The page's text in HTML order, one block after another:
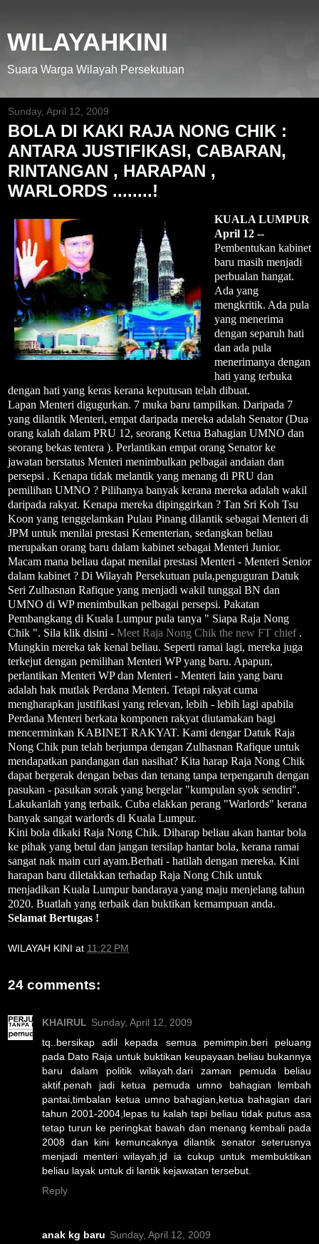
WILAYAHKINI
Suara Warga Wilayah Persekutuan
Sunday, April 12, 2009
BOLA DI KAKI RAJA NONG CHIK :
ANTARA JUSTIFIKASI, CABARAN,
RINTANGAN , HARAPAN ,
WARLORDS ........!
KUALA LUMPUR
April 12 --
Pembentukan kabinet
baru masih menjadi
perbualan hangat.
Ada yang
mengkritik. Ada pula
yang menerima
dengan separuh hati
dan ada pula
menerimanya dengan
hati yang terbuka
dengan hati yang keras kerana keputusan telah dibuat.
Lapan Menteri digugurkan. 7 muka baru tampilkan. Daripada 7
yang dilantik Menteri, empat daripada mereka adalah Senator (Dua
orang kalah dalam PRU 12, seorang Ketua Bahagian UMNO dan
seorang bekas tentera ). Perlantikan empat orang Senator ke
jawatan berstatus Menteri menimbulkan pelbagai andaian dan
persepsi . Kenapa tidak melantik yang menang di PRU dan
pemilihan UMNO ? Pilihanya banyak kerana mereka adalah wakil
daripada rakyat. Kenapa mereka dipinggirkan ? Tan Sri Koh Tsu
Koon yang tenggelamkan Pulau Pinang dilantik sebagai Menteri di
JPM untuk menilai prestasi Kementerian, sedangkan beliau
merupakan orang baru dalam kabinet sebagai Menteri Junior.
Macam mana beliau dapat menilai prestasi Menteri - Menteri Senior
dalam kabinet ? Di Wilayah Persekutuan pula,penguguran Datuk
Seri Zulhasnan Rafique yang menjadi wakil tunggal BN dan
UMNO di WP menimbulkan pelbagai persepsi. Pakatan
Pembangkang di Kuala Lumpur pula tanya " Siapa Raja Nong
Chik ". Sila klik disini - Meet Raja Nong Chik the new FT chief.
Mungkin mereka tak kenal beliau. Seperti ramai lagi, mereka juga
terkejut dengan pemilihan Menteri WP yang baru. Apapun,
perlantikan Menteri WP dan Menteri - Menteri lain yang baru
adalah hak mutlak Perdana Menteri. Tetapi rakyat cuma
mengharapkan justifikasi yang relevan, lebih - lebih lagi apabila
Perdana Menteri berkata komponen rakyat diutamakan bagi
mencerminkan KABINET RAKYAT. Kami dengar Datuk Raja
Nong Chik pun telah berjumpa dengan Zulhasnan Rafique untuk
mendapatkan pandangan dan nasihat? Kita harap Raja Nong Chik
dapat bergerak dengan bebas dan tenang tanpa terpengaruh dengan
pasukan - pasukan sorak yang bergelar "kumpulan syok sendiri".
Lakukanlah yang terbaik. Cuba elakkan perang "Warlords" kerana
banyak sangat warlords di Kuala Lumpur.
Kini bola dikaki Raja Nong Chik. Diharap beliau akan hantar bola
ke pihak yang betul dan jangan tersilap hantar bola, kerana ramai
sangat nak main curi ayam.Berhati - hatilah dengan mereka. Kini
harapan baru diletakkan terhadap Raja Nong Chik untuk
menjadikan Kuala Lumpur bandaraya yang maju menjelang tahun
2020. Buatlah yang terbaik dan buktikan kemampuan anda.
Selamat Bertugas !
WILAYAH KINI at 11:22 PM
24 comments:
KHAIRUL Sunday, April 12, 2009
tq..bersikap adil kepada semua pemimpin.beri peluang
pada Dato Raja untuk buktikan keupayaan.beliau bukannya
baru dalam politik wilayah.dari zaman pemuda beliau
aktif.penah jadi ketua pemuda umno bahagian lembah
pantai,timbalan ketua umno bahagian,ketua bahagian dari
tahun 2001-2004,lepas tu kalah tapi beliau tidak putus asa
tetap turun ke peringkat bawah dan menang kembali pada
2008 dan kini kemuncaknya dilantik senator seterusnya
menjadi menteri wilayah.jd ia cukup untuk membuktikan
beliau layak untuk di lantik kejawatan tersebut.
Reply
anak kg baru Sunday, April 12, 2009